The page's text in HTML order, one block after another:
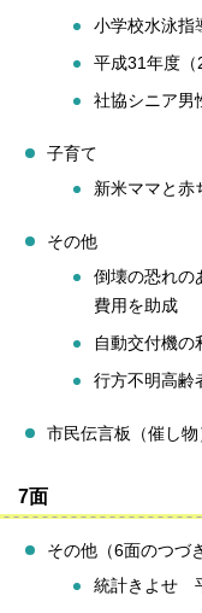
小学校水泳指
平成31年度
社協シニア男
子育て
新米ママと赤
その他
倒壊の恐れの
費用を助成
自動交付機の
行方不明高齢
市民伝言板（催し物
7面
その他（6面のつづ
統計きよせ